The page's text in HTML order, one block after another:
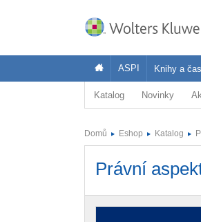
ASPI Knihy a
Knihy
Katalog Novinky
Domů Eshop Katalog
Právní